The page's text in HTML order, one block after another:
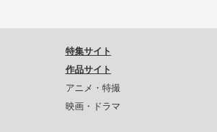
特集サイト
作品サイト
アニメ・特撮
映画・ドラマ